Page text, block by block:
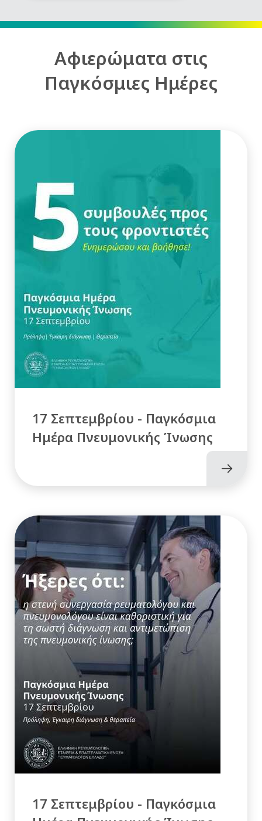
Αφιερώματα στις
Παγκόσμιες Ημέρες
17 Σεπτεμβρίου - Παγκόσμια
Ημέρα Πνευμονικής Ίνωσης
17 Σεπτεμβρίου - Παγκόσμια